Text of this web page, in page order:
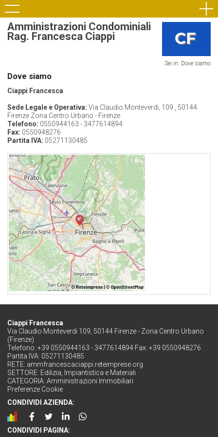
Amministrazioni Condominiali
Rag. Francesca Ciappi
Sei in: Dove siamo
Dove siamo
Ciappi Francesca
Sede Legale e Operativa: Via Claudio Monteverdi, 109 , 50144
Firenze Zona Centro Urbano - Firenze
Telefono: 0550944163 - 3477614894
Fax: 0550948276
Partita IVA: 05271130485
Ciappi Francesca
Via Claudio Monteverdi 109, 50144 Firenze - Zona Centro Urbano
(Firenze)
Telefono: +39 0550944163 - 3477614894 Fax: +39 0550948276
Partita IVA: 05271130485
RETE: ammfrancescaciappi.reteimprese.org
SETTORE: Edilizia, Impiantistica e Materiali
CATEGORIA: Amministrazioni Immobiliari
Preferenze Cookie
CONDIVIDI AZIENDA:
CONDIVIDI PAGINA: